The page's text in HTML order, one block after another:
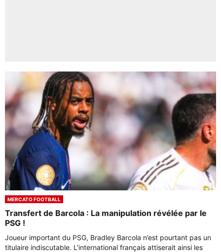
MERCATO FOOTBALL
Transfert de Barcola : La manipulation révélée par le
PSG !
Joueur important du PSG, Bradley Barcola n’est pourtant pas un
titulaire indiscutable. L’international français attiserait ainsi les